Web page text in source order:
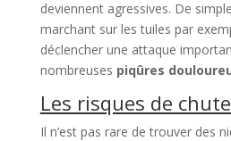
deviennent agressives. De
marchant sur les tuiles par
déclencher une attaque
nombreuses piqûres
Les risques de
Il n’est pas rare de trouver des